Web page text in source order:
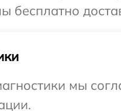
бесплатно
мы